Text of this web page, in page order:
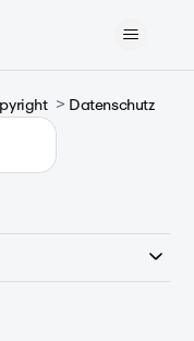
Datenschutz